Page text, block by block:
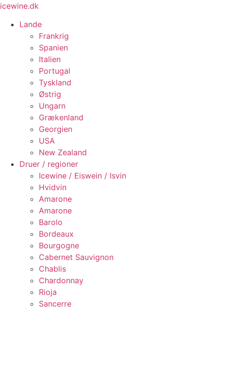
Videre
indhold
icewine.dk
Lande
Frankrig
Spanien
Italien
Portugal
Tyskland
Østrig
Ungarn
Grækenland
Georgien
USA
New Zealand
Druer / regioner
Icewine / Eiswein / Isvin
Hvidvin
Amarone
Amarone
Barolo
Bordeaux
Bourgogne
Cabernet Sauvignon
Chablis
Chardonnay
Rioja
Sancerre